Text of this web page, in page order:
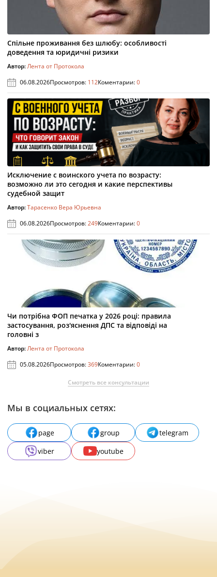
Спільне проживання без шлюбу: особливості
доведення та юридичні ризики
Автор:Лента от Протокола
06.08.2026Просмотров: 112Коментарии:0
Исключение с воинского учета по возрасту:
возможно ли это сегодня и какие перспективы
судебной защит
Автор:Тарасенко Вера Юрьевна
06.08.2026Просмотров:249Коментарии:0
Чи потрібна ФОП печатка у 2026 році: правила
застосування, роз'яснення ДПС та відповіді на
головні з
Автор:Лента от Протокола
05.08.2026Просмотров:369Коментарии:0
Смотреть все консультации
Мы в социальных сетях:
page group
telegram
viber
youtube